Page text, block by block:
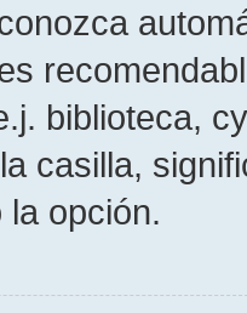
biblioteca,
casilla,
la opción.